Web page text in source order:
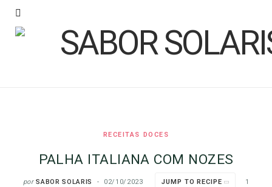
RECEITAS DOCES
PALHA ITALIANA COM NOZES
por SABOR SOLARIS 02/10/2023 JUMP TO RECIPE
1